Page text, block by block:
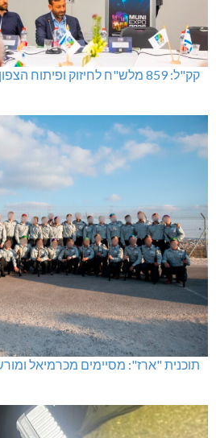
קק"ל: 859 מלש"ח לחיזוק ופיתוח הצפון
תוכנית "ארז": מסיימים מכרמיאל